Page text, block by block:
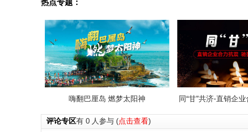
热点专题：
嗨翻巴厘岛 燃梦太阳神 同“甘”共济-直销企
评论专区有 0 人参与 (点击查看)